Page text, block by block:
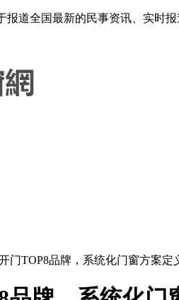
报道全国最新的民事资讯、实时
门TOP8品牌，系统化门窗方案定